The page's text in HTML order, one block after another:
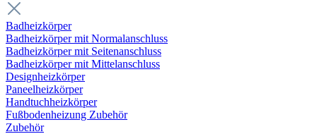
Badheizkörper
Badheizkörper mit Normalanschluss
Badheizkörper mit Seitenanschluss
Badheizkörper mit Mittelanschluss
Designheizkörper
Paneelheizkörper
Handtuchheizkörper
Fußbodenheizung Zubehör
Zubehör